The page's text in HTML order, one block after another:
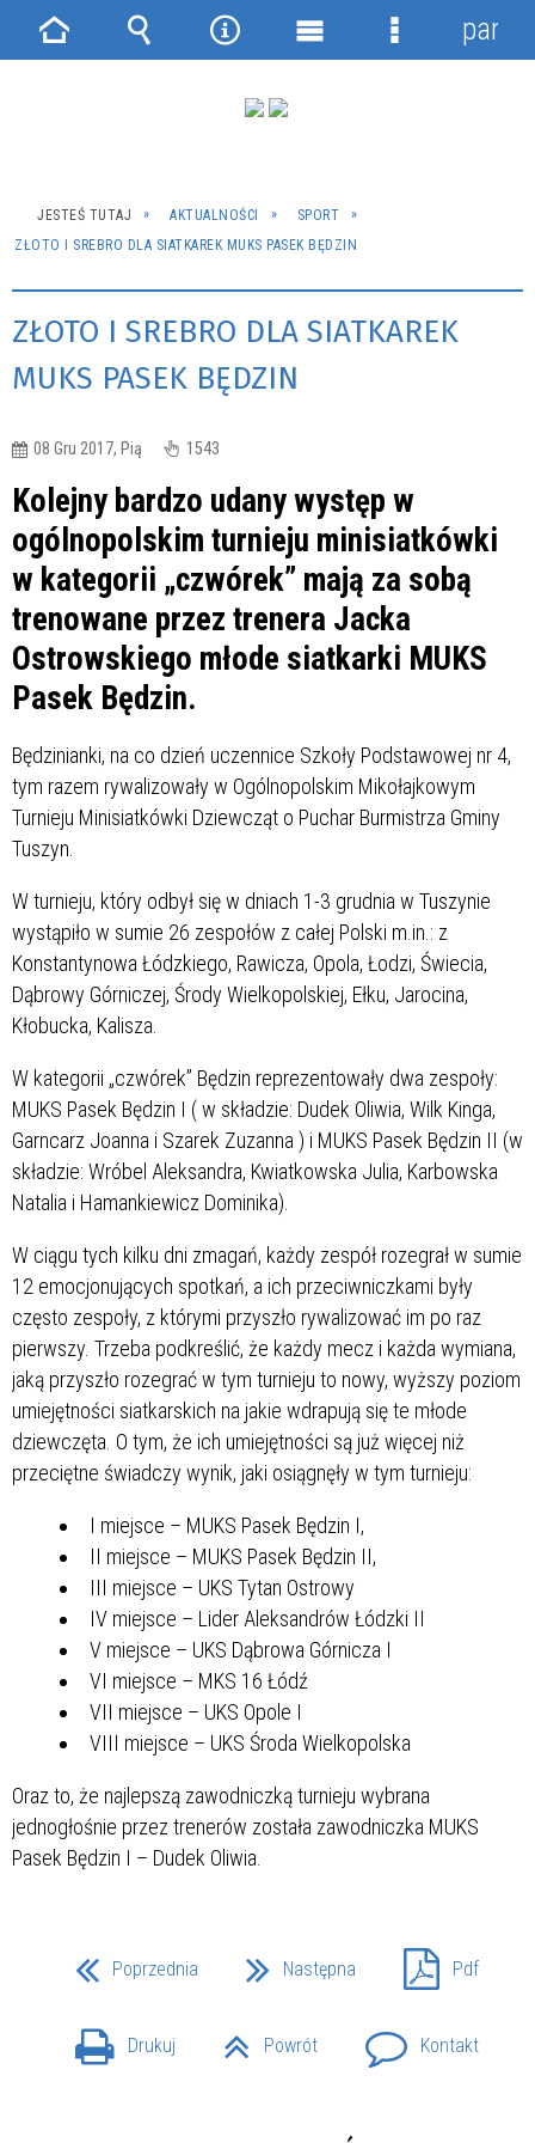
JESTEŚ TUTAJ AKTUALNOŚCI
SPORT
ZŁOTO I SREBRO DLA SIATKAREK MUKS PASEK BĘDZIN
ZŁOTO I SREBRO DLA SIATKAREK
MUKS PASEK BĘDZIN
08 Gru 2017, Pią 1543
Kolejny bardzo udany występ w
ogólnopolskim turnieju minisiatkówki
w kategorii „czwórek” mają za sobą
trenowane przez trenera Jacka
Ostrowskiego młode siatkarki MUKS
Pasek Będzin.
Będzinianki, na co dzień uczennice Szkoły Podstawowej nr 4,
tym razem rywalizowały w Ogólnopolskim Mikołajkowym
Turnieju Minisiatkówki Dziewcząt o Puchar Burmistrza Gminy
Tuszyn.
W turnieju, który odbył się w dniach 1-3 grudnia w Tuszynie
wystąpiło w sumie 26 zespołów z całej Polski m.in.: z
Konstantynowa Łódzkiego, Rawicza, Opola, Łodzi, Świecia,
Dąbrowy Górniczej, Środy Wielkopolskiej, Ełku, Jarocina,
Kłobucka, Kalisza.
W kategorii „czwórek” Będzin reprezentowały dwa zespoły:
MUKS Pasek Będzin I ( w składzie: Dudek Oliwia, Wilk Kinga,
Garncarz Joanna i Szarek Zuzanna ) i MUKS Pasek Będzin II (w
składzie: Wróbel Aleksandra, Kwiatkowska Julia, Karbowska
Natalia i Hamankiewicz Dominika).
W ciągu tych kilku dni zmagań, każdy zespół rozegrał w sumie
12 emocjonujących spotkań, a ich przeciwniczkami były
często zespoły, z którymi przyszło rywalizować im po raz
pierwszy. Trzeba podkreślić, że każdy mecz i każda wymiana,
jaką przyszło rozegrać w tym turnieju to nowy, wyższy poziom
umiejętności siatkarskich na jakie wdrapują się te młode
dziewczęta. O tym, że ich umiejętności są już więcej niż
przeciętne świadczy wynik, jaki osiągnęły w tym turnieju:
I miejsce – MUKS Pasek Będzin I,
II miejsce – MUKS Pasek Będzin II,
III miejsce – UKS Tytan Ostrowy
IV miejsce – Lider Aleksandrów Łódzki II
V miejsce – UKS Dąbrowa Górnicza I
VI miejsce – MKS 16 Łódź
VII miejsce – UKS Opole I
VIII miejsce – UKS Środa Wielkopolska
Oraz to, że najlepszą zawodniczką turnieju wybrana
jednogłośnie przez trenerów została zawodniczka MUKS
Pasek Będzin I – Dudek Oliwia.
Poprzednia Następna Pdf
Drukuj Powrót Kontakt
Strona Wyszukiwarka
NarzędziaMenu
Menu
panel